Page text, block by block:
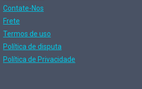
Contate-Nos
Frete
Termos de uso
Política de disputa
Política de Privacidade